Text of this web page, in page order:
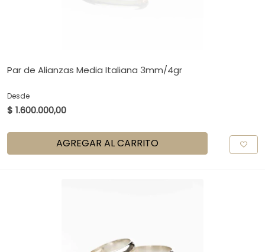
Par de Alianzas Media Italiana 3mm/4gr
Desde
$ 1.600.000,00
AGREGAR AL CARRITO